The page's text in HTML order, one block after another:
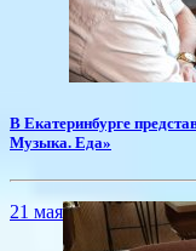
​В Екатеринбурге
Музыка. Еда»
21 мая